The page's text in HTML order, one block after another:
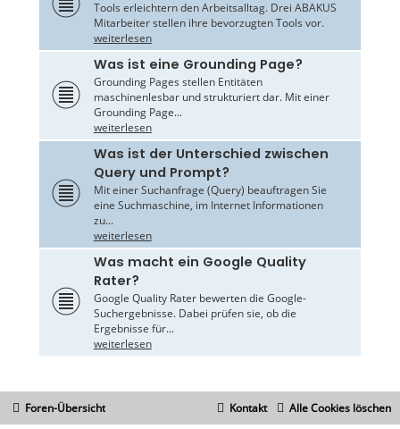
Tools erleichtern den Arbeitsalltag. Drei ABAKUS
Mitarbeiter stellen ihre bevorzugten Tools vor.
weiterlesen
Was ist eine Grounding Page?
Grounding Pages stellen Entitäten
maschinenlesbar und strukturiert dar. Mit einer
Grounding Page...
weiterlesen
Was ist der Unterschied zwischen
Query und Prompt?
Mit einer Suchanfrage (Query) beauftragen Sie
eine Suchmaschine, im Internet Informationen
zu...
weiterlesen
Was macht ein Google Quality
Rater?
Google Quality Rater bewerten die Google-
Suchergebnisse. Dabei prüfen sie, ob die
Ergebnisse für...
weiterlesen
Foren-Übersicht Alle Cookies löschen
Kontakt